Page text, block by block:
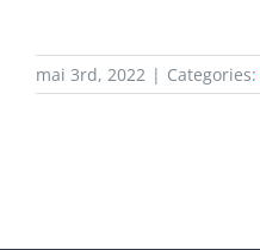
mai 3rd, 2022 | Categories: